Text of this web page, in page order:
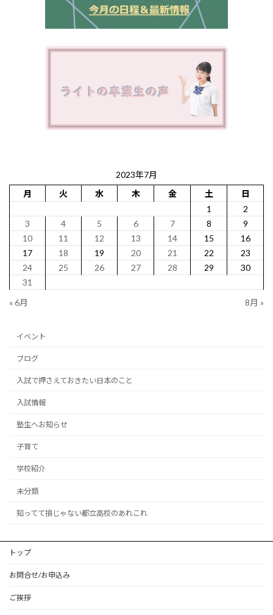
2023年7月
月
火 水 木 金 土
日
1
2
3
4 5 6 7 8
9
10
11 12 13 14 15
16
17
18 19 20 21 22
23
24
25 26 27 28 29
30
31
« 6月
8月 »
イベント
ブログ
入試で押さえておきたい日本のこと
入試情報
塾生へお知らせ
子育て
学校紹介
未分類
知ってて損じゃない都立高校のあれこれ
トップ
お問合せ/お申込み
ご挨拶